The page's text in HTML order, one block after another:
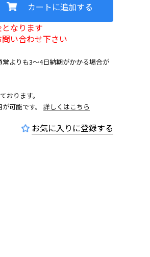
お気に入りに登録する
カートに追加する
なります
い合わせ下さい
よりも3～4日納期がかかる場合が
おります。
可能です。 詳しくはこちら